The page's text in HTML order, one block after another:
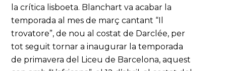
la crítica lisboeta. Blanchart va acabar la
temporada al mes de març cantant “Il
trovatore”, de nou al costat de Darclée, per
tot seguit tornar a inaugurar la temporada
de primavera del Liceu de Barcelona, aquest